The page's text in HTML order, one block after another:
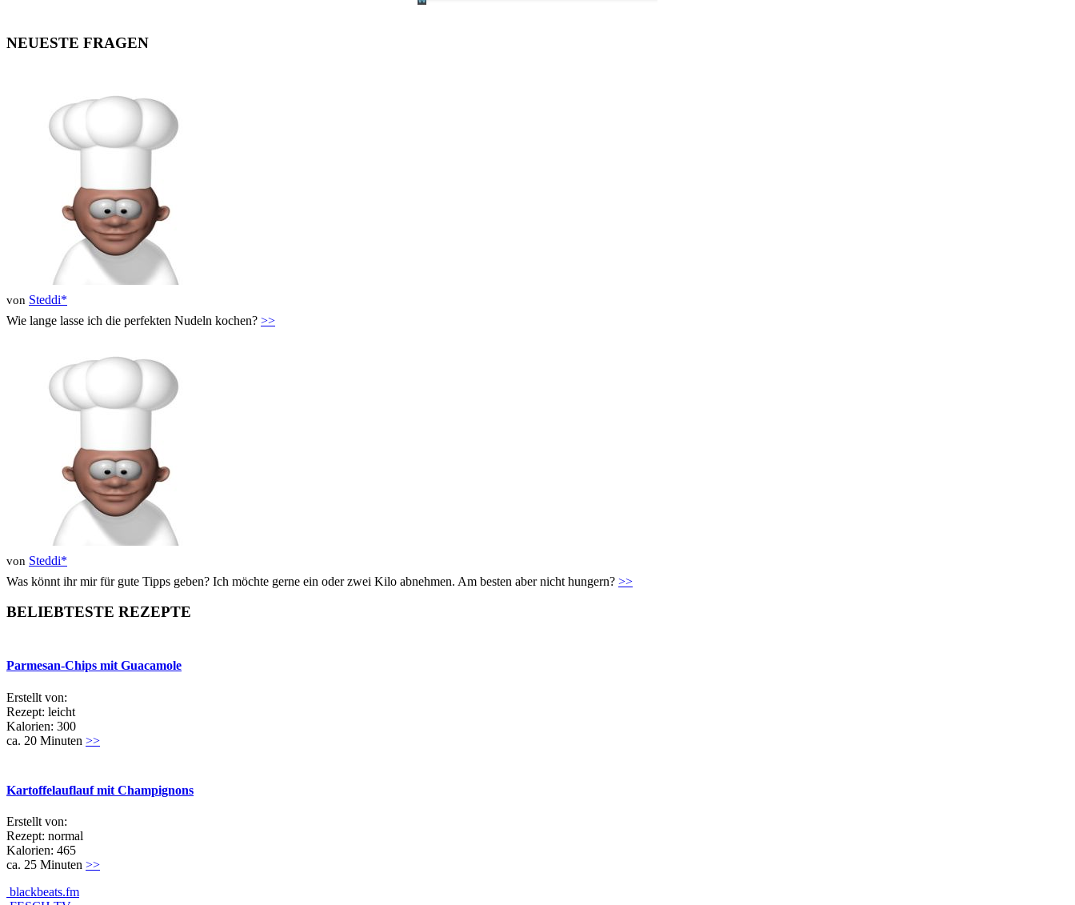
NEUESTE FRAGEN
von Steddi*
Wie lange lasse ich die perfekten Nudeln kochen? >>
von Steddi*
Was könnt ihr mir für gute Tipps geben? Ich möchte gerne ein oder zwei Kilo abnehmen. Am besten aber nicht hungern? >>
BELIEBTESTE REZEPTE
Parmesan-Chips mit Guacamole
Erstellt von:
Rezept: leicht
Kalorien: 300
ca. 20 Minuten >>
Kartoffelauflauf mit Champignons
Erstellt von:
Rezept: normal
Kalorien: 465
ca. 25 Minuten >>
blackbeats.fm